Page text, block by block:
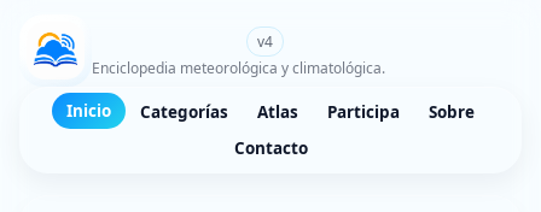
v4
Enciclopedia meteorológica y climatológica.
Inicio Categorías Atlas Participa
Sobre
Contacto